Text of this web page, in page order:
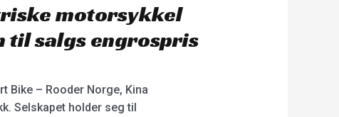
motorsykkel
til salgs engrospris
Bike – Rooder Norge, Kina
Selskapet holder seg til